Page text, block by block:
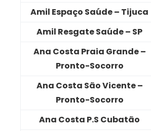
Amil Espaço Saúde – Tijuca
Amil Resgate Saúde – SP
Ana Costa Praia Grande –
Pronto-Socorro
Ana Costa São Vicente –
Pronto-Socorro
Ana Costa P.S Cubatão